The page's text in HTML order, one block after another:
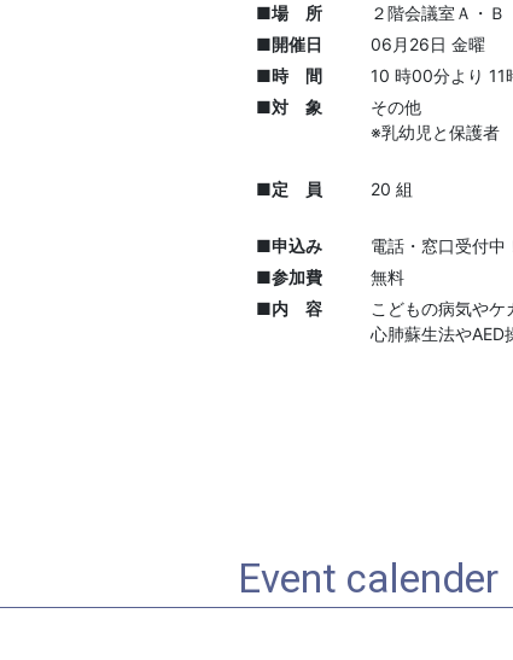
■場 所
２階会議室Ａ・Ｂ
■開催日
06月26日 金曜
■時 間
10 時00分より 11
■対 象
その他
※乳幼児と保護者
■定 員 20 組
■申込み
電話・窓口受付
■参加費
無料
■内 容
こどもの病気やケ
心肺蘇生法やAED
Event calender